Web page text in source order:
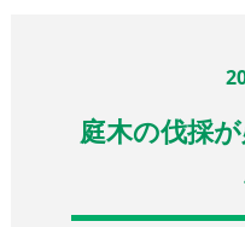
庭木の伐採